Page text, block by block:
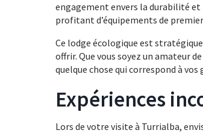
engagement envers la durabilité et
profitant d’équipements de
Ce lodge écologique est
offrir. Que vous soyez un amateur
quelque chose qui correspond à vos
Expériences
Lors de votre visite à Turrialba,